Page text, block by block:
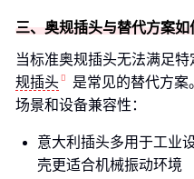
三、奥规插头与替代方案如
当标准奥规插头无法满足特
规插头
是常见的替代方案
场景和设备兼容性：
意大利插头多用于工业
壳更适合机械振动环境